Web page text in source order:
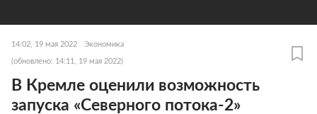
14:02, 19 мая 2022 Экономика
(обновлено: 14:11, 19 мая 2022)
В Кремле оценили возможность
запуска «Северного потока-2»